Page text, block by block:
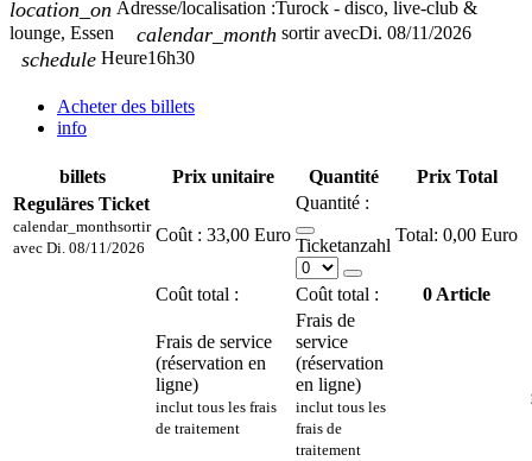
location_on Adresse/localisation :Turock - disco, live-club &
lounge, Essen
calendar_month sortir avecDi. 08/11/2026
schedule Heure16h30
Acheter des billets
info
billets Prix unitaire Quantité
Prix Total
Reguläres Ticket
calendar_monthsortir
avec Di. 08/11/2026
Coût : 33,00 Euro
Quantité :
Ticketanzahl
0,00 Euro
Coût total : Coût total : 0 Article
Frais de service
(réservation en
ligne)
inclut tous les frais
de traitement
Frais de
service
(réservation
en ligne)
inclut tous les
frais de
traitement